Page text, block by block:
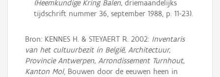
(Heemkundige Kring Balen,driemaandelijks
tijdschrift nummer 36, september 1988, p. 11-23).
Bron: KENNES H. & STEYAERT R. 2002: Inventaris
van het cultuurbezit in België, Architectuur,
Provincie Antwerpen, Arrondissement Turnhout,
Kanton Mol, Bouwen door de eeuwen heen in